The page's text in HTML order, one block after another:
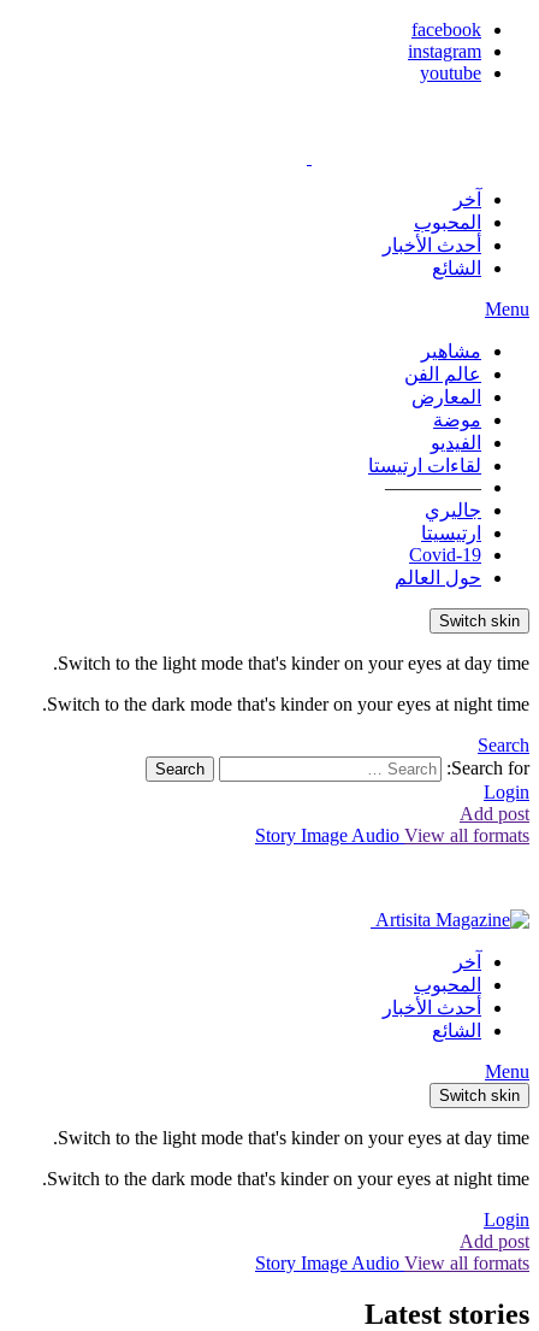
facebook
instagram
youtube
آخر
المحبوب
أحدث الأخبار
الشائع
Menu
مشاهير
عالم الفن
المعارض
موضة
الفيديو
لقاءات ارتيستا
—————
جاليري
ارتيسيتا
Covid-19
حول العالم
Switch skin
Switch to the light mode that's kinder on your eyes at day time.
Switch to the dark mode that's kinder on your eyes at night time.
Search
Search for:
Search
Login
Add post
Story Image Audio View all formats
آخر
المحبوب
أحدث الأخبار
الشائع
Menu
Switch skin
Switch to the light mode that's kinder on your eyes at day time.
Switch to the dark mode that's kinder on your eyes at night time.
Login
Add post
Story Image Audio View all formats
Latest stories